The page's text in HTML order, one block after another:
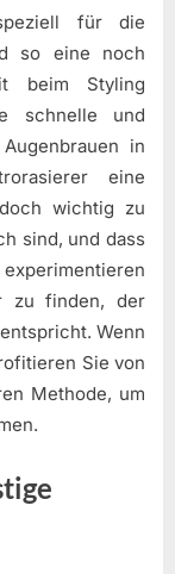
für die
so eine noch
beim Styling
schnelle und
in
eine
wichtig zu
sind, und dass
zu finden, der
Wenn
Sie von
Methode, um